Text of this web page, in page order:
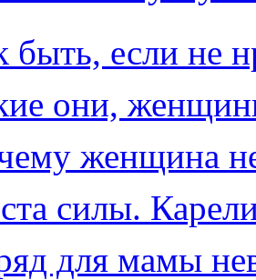
быть, если не
они,
женщина
силы.
для мамы